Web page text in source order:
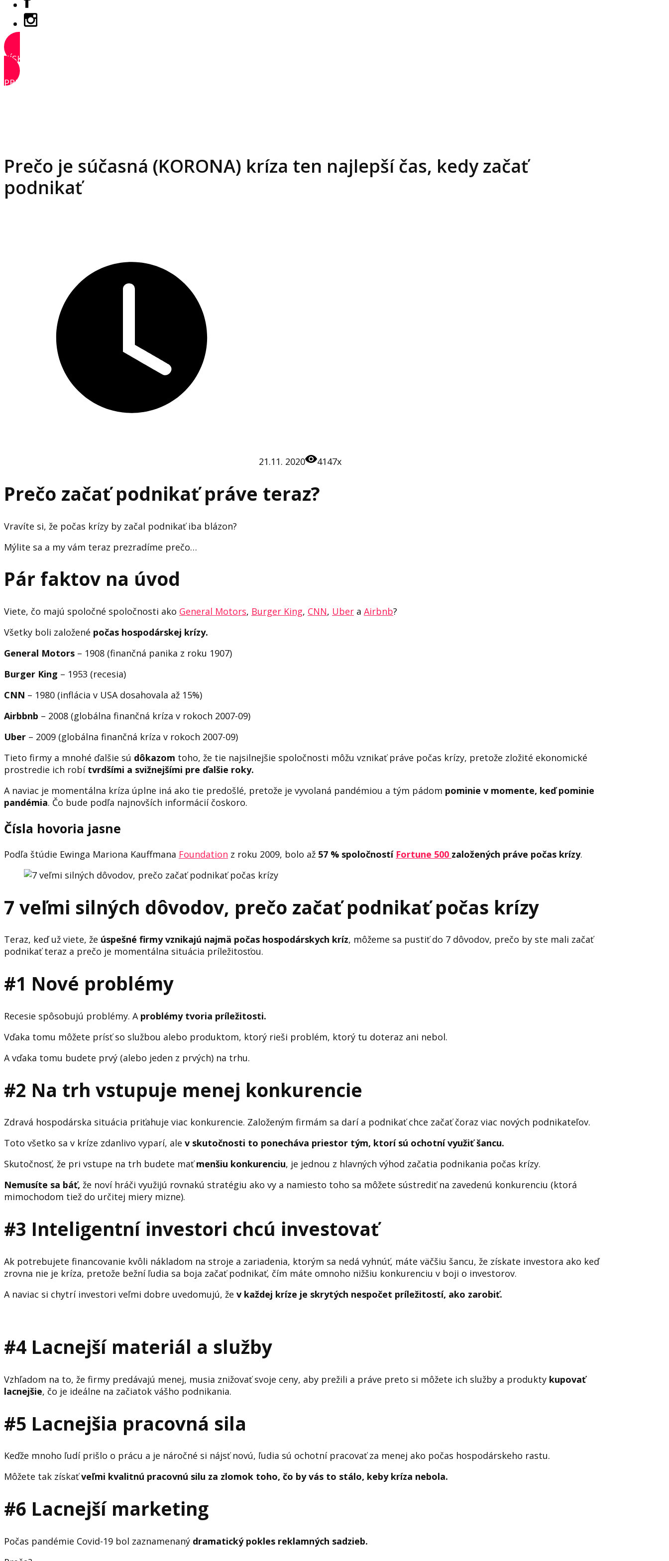
ZÍSKAŤ PRÍSTUP
PRIHLÁSIŤ SA
Prečo je súčasná (KORONA) kríza ten najlepší čas, kedy začať
podnikať
21.11. 2020 4147x
Prečo začať podnikať práve teraz?
Vravíte si, že počas krízy by začal podnikať iba blázon?
Mýlite sa a my vám teraz prezradíme prečo…
Pár faktov na úvod
Viete, čo majú spoločné spoločnosti ako General Motors, Burger King, CNN, Uber a Airbnb?
Všetky boli založené počas hospodárskej krízy.
General Motors – 1908 (finančná panika z roku 1907)
Burger King – 1953 (recesia)
CNN – 1980 (inflácia v USA dosahovala až 15%)
Airbbnb – 2008 (globálna finančná kríza v rokoch 2007-09)
Uber – 2009 (globálna finančná kríza v rokoch 2007-09)
Tieto firmy a mnohé ďalšie sú dôkazom toho, že tie najsilnejšie spoločnosti môžu vznikať práve počas krízy, pretože zložité ekonomické
prostredie ich robí tvrdšími a svižnejšími pre ďalšie roky.
A naviac je momentálna kríza úplne iná ako tie predošlé, pretože je vyvolaná pandémiou a tým pádom pominie v momente, keď pominie
pandémia. Čo bude podľa najnovších informácií čoskoro.
Čísla hovoria jasne
Podľa štúdie Ewinga Mariona Kauffmana Foundation z roku 2009, bolo až 57 % spoločností Fortune 500 založených práve počas krízy.
7 veľmi silných dôvodov, prečo začať podnikať počas krízy
Teraz, keď už viete, že úspešné firmy vznikajú najmä počas hospodárskych kríz, môžeme sa pustiť do 7 dôvodov, prečo by ste mali začať
podnikať teraz a prečo je momentálna situácia príležitosťou.
#1 Nové problémy
Recesie spôsobujú problémy. A problémy tvoria príležitosti.
Vďaka tomu môžete prísť so službou alebo produktom, ktorý rieši problém, ktorý tu doteraz ani nebol.
A vďaka tomu budete prvý (alebo jeden z prvých) na trhu.
#2 Na trh vstupuje menej konkurencie
Zdravá hospodárska situácia priťahuje viac konkurencie. Založeným firmám sa darí a podnikať chce začať čoraz viac nových podnikateľov.
Toto všetko sa v kríze zdanlivo vyparí, ale v skutočnosti to ponecháva priestor tým, ktorí sú ochotní využiť šancu.
Skutočnosť, že pri vstupe na trh budete maťmenšiu konkurenciu, je jednou z hlavných výhod začatia podnikania počas krízy.
Nemusíte sa báť, že noví hráči využijú rovnakú stratégiu ako vy a namiesto toho sa môžete sústrediť na zavedenú konkurenciu (ktorá
mimochodom tiež do určitej miery mizne).
#3 Inteligentní investori chcú investovať
Ak potrebujete financovanie kvôli nákladom na stroje a zariadenia, ktorým sa nedá vyhnúť, máte väčšiu šancu, že získate investora ako keď
zrovna nie je kríza, pretože bežní ľudia sa boja začať podnikať, čím máte omnoho nižšiu konkurenciu v boji o investorov.
A naviac si chytrí investori veľmi dobre uvedomujú, že v každej kríze je skrytých nespočet príležitostí, ako zarobiť.
#4 Lacnejší materiál a služby
Vzhľadom na to, že firmy predávajú menej, musia znižovať svoje ceny, aby prežili a práve preto si môžete ich služby a produkty kupovať
lacnejšie, čo je ideálne na začiatok vášho podnikania.
#5 Lacnejšia pracovná sila
Keďže mnoho ľudí prišlo o prácu a je náročné si nájsť novú, ľudia sú ochotní pracovať za menej ako počas hospodárskeho rastu.
Môžete tak získaťveľmi kvalitnú pracovnú silu za zlomok toho, čo by vás to stálo, keby kríza nebola.
#6 Lacnejší marketing
Počas pandémie Covid-19 bol zaznamenaný dramatický pokles reklamných sadzieb.